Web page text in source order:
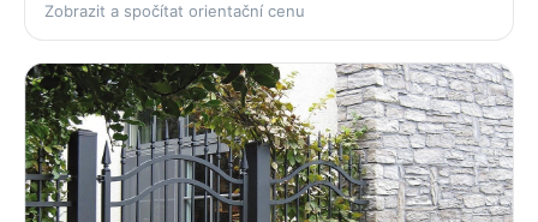
Zobrazit a spočítat orientační cenu